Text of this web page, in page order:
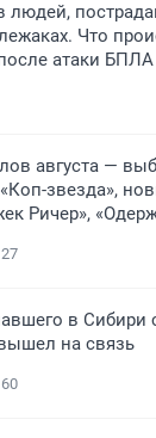
людей,
Что
атаки БПЛА
августа —
звезда»,
Ричер»,
27
в Сибири
на связь
60